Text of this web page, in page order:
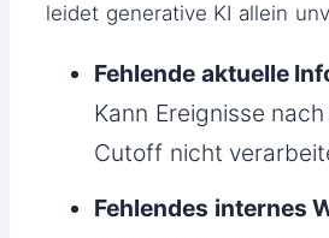
leidet generative KI allein
Fehlende aktuelle
Kann Ereignisse
Cutoff nicht
Fehlendes internes